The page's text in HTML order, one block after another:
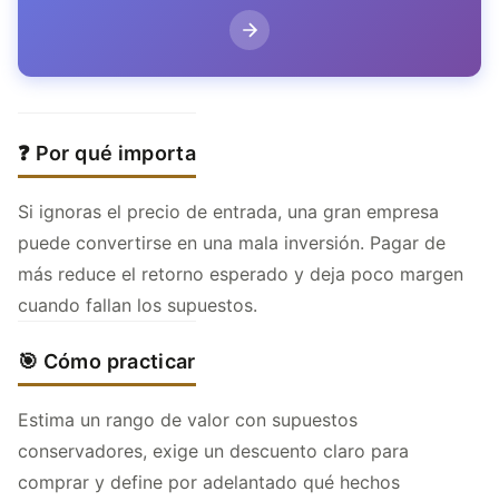
❓ Por qué importa
Si ignoras el precio de entrada, una gran empresa
puede convertirse en una mala inversión. Pagar de
más reduce el retorno esperado y deja poco margen
cuando fallan los supuestos.
🎯 Cómo practicar
Estima un rango de valor con supuestos
conservadores, exige un descuento claro para
comprar y define por adelantado qué hechos